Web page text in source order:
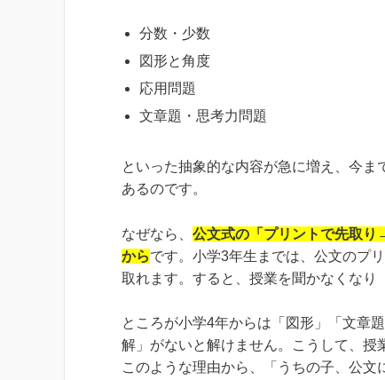
分数・少数
図形と角度
応用問題
文章題・思考力問題
といった抽象的な内容が急に増え、今ま
あるのです。
なぜなら、 公文式の「プリントで先取
からです。小学3年生までは、公文のプ
取れます。すると、授業を聞かなくなり
ところが小学4年からは「図形」「文章
解」がないと解けません。こうして、授
このような理由から、「うちの子、公